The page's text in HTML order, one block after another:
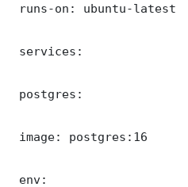
runs-on: ubuntu-latest
services:
postgres:
image: postgres:16
env: